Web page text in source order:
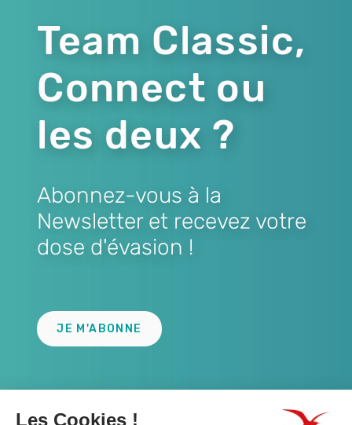
Team Classic,
Connect ou
les deux ?
Abonnez-vous à la
Newsletter et recevez votre
dose d'évasion !
JE M'ABONNE